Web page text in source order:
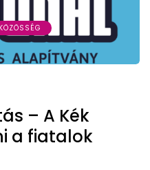
KÖZÖSSÉG
– A Kék
a fiatalok